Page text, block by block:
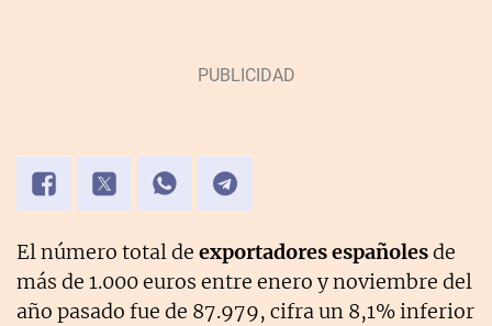
El número total de exportadores españolesde
más de 1.000 euros entre enero y noviembre del
año pasado fue de 87.979, cifra un 8,1% inferior